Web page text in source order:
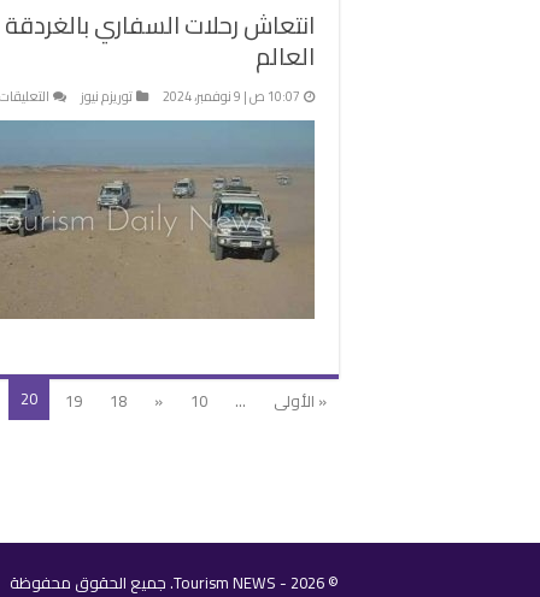
انتعاش رحلات السفاري
العالم
10:07 ص | 9 نوفمبر، 2024 توريزم نيوز التعليقات
« الأولى ...
10
«
18
19
20
© 2026 - Tourism NEWS. جميع الحقوق محفوظة